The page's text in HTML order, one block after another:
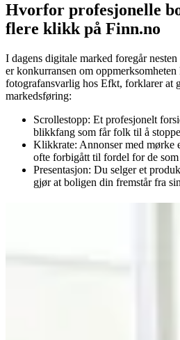
Hvorfor profesjonelle
flere klikk på Finn.no
I dagens digitale marked foregår
er konkurransen om
fotografansvarlig hos Efkt, forklarer at
markedsføring:
Scrollestopp: Et profesjonelt
blikkfang som får folk til å
Klikkrate: Annonser med mørke
ofte forbigått til fordel for de
Presentasjon: Du selger et
gjør at boligen din fremstår fra